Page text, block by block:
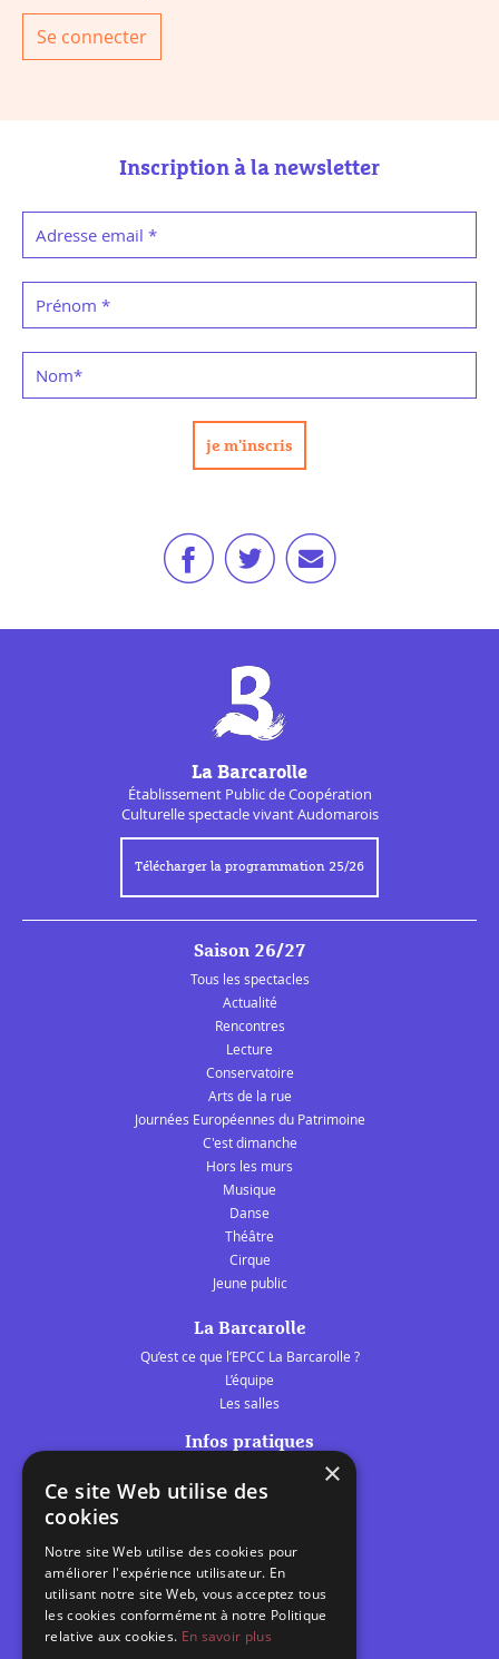
Se connecter
Inscription à la newsletter
Adresse email *
Prénom *
Nom*
La Barcarolle
Établissement Public deCoopération
Culturellespectacle vivant Audomarois
Télécharger la programmation 25/26
Saison 26/27
Tous les spectacles
Actualité
Rencontres
Lecture
Conservatoire
Arts de la rue
Journées Européennes du Patrimoine
C'est dimanche
Hors les murs
Musique
Danse
Théâtre
Cirque
Jeune public
La Barcarolle
Qu’est ce que l’EPCC La Barcarolle ?
L’équipe
Les salles
Infos pratiques
Les belles scènes audomaroises
Calendrier
Programme des spectacles
Brèves
×
Ce site Web utilise des
cookies
Notre site Web utilise des cookies pour
améliorer l'expérience utilisateur. En
utilisant notre site Web, vous acceptez tous
les cookies conformément à notre Politique
relative aux cookies. En savoir plus